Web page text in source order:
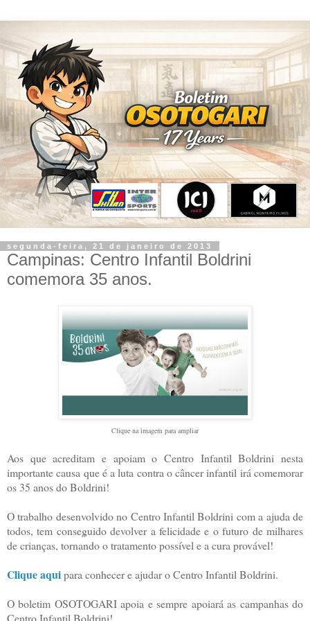
segunda-feira, 21 de janeiro de 2013
Campinas: Centro Infantil Boldrini
comemora 35 anos.
Clique na imagem para ampliar
Aos que acreditam e apoiam o Centro Infantil Boldrini nesta
importante causa que é a luta contra o câncer infantil irá comemorar
os 35 anos do Boldrini!
O trabalho desenvolvido no Centro Infantil Boldrini com a ajuda de
todos, tem conseguido devolver a felicidade e o futuro de milhares
de crianças, tornando o tratamento possível e a cura provável!
Clique aquipara conhecer e ajudar o Centro Infantil Boldrini.
O boletim OSOTOGARI apoia e sempre apoiará as campanhas do
Centro Infantil Boldrini!